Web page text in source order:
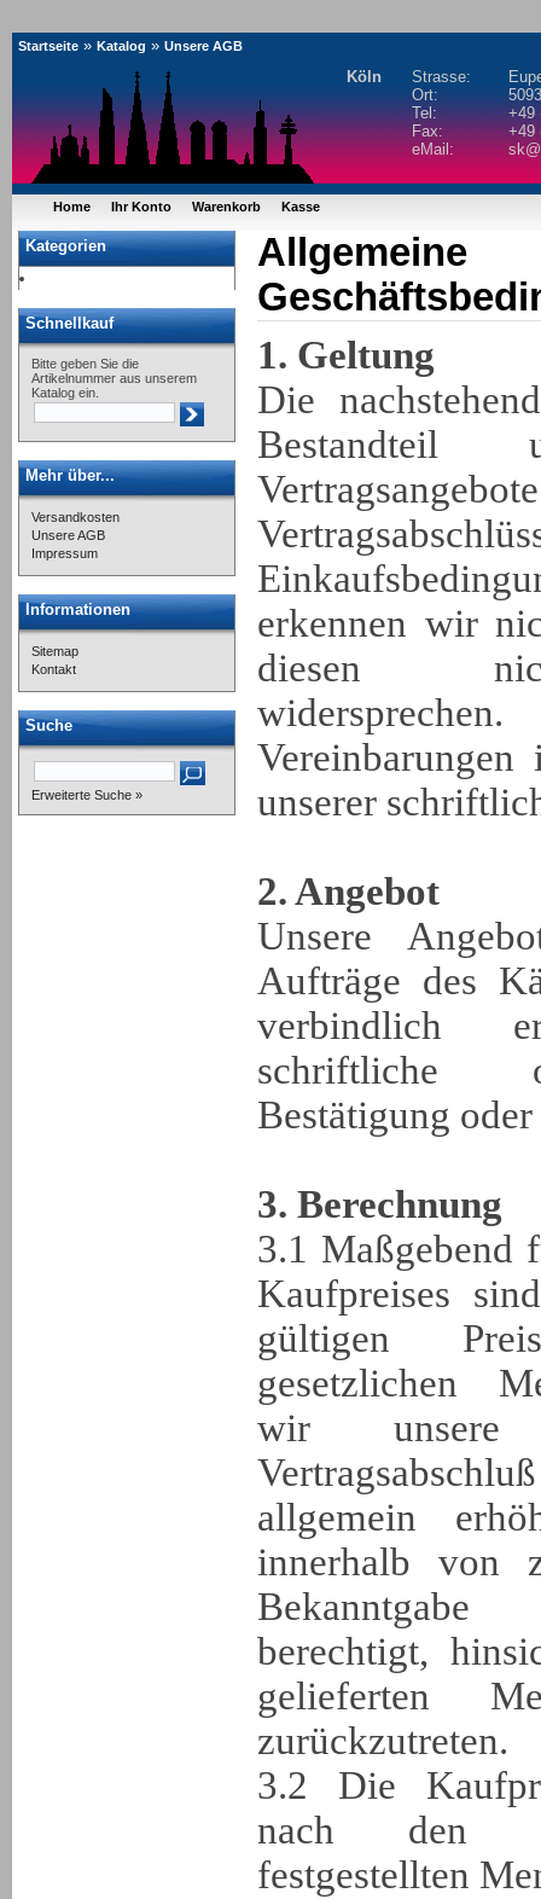
Startseite » Katalog » Unsere AGB
Köln
Strasse:
Ort:
Tel:
Fax:
eMail:
+49
+49
Home Ihr Konto Warenkorb Kasse
Kategorien
Schnellkauf
Bitte geben Sie die
Artikelnummer aus unserem
Katalog ein.
Mehr über...
Versandkosten
Unsere AGB
Impressum
Informationen
Sitemap
Kontakt
Suche
Erweiterte Suche »
Allgemeine
1. Geltung
Die
Bestandteil
erkennen wir
diesen
unserer
2. Angebot
Unsere
Aufträge des
verbindlich
schriftliche
Bestätigung
3. Berechnung
3.1 Maßgebend
Kaufpreises
gültigen
gesetzlichen
wir unsere
allgemein
innerhalb von
Bekanntgabe
berechtigt,
gelieferten
zurückzutreten.
3.2 Die
nach den
festgestellten